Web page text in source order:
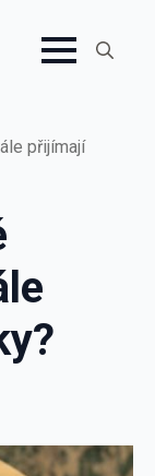
přijímají